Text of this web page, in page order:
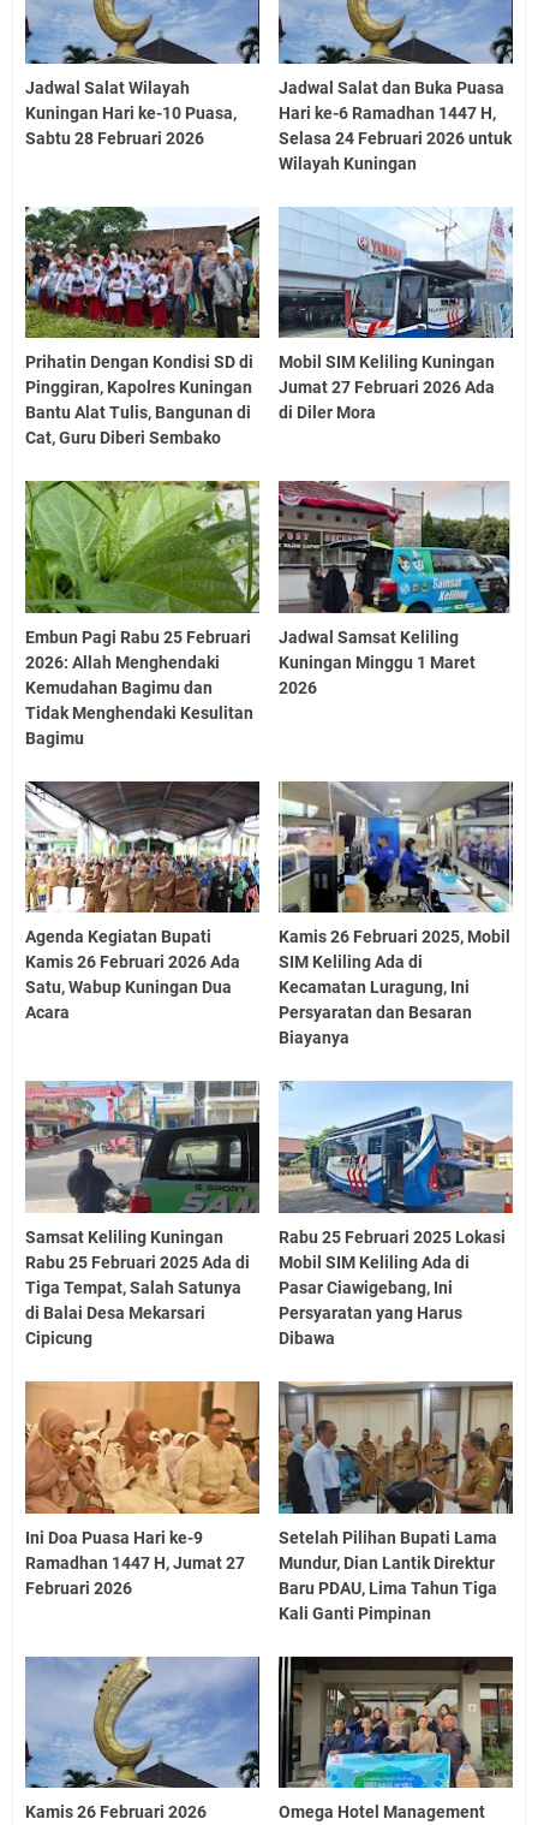
Jadwal Salat Wilayah
Kuningan Hari ke-10 Puasa,
Sabtu 28 Februari 2026
Jadwal Salat dan Buka Puasa
Hari ke-6 Ramadhan 1447 H,
Selasa 24 Februari 2026 untuk
Wilayah Kuningan
Prihatin Dengan Kondisi SD di
Pinggiran, Kapolres Kuningan
Bantu Alat Tulis, Bangunan di
Cat, Guru Diberi Sembako
Mobil SIM Keliling Kuningan
Jumat 27 Februari 2026 Ada
di Diler Mora
Embun Pagi Rabu 25 Februari
2026: Allah Menghendaki
Kemudahan Bagimu dan
Tidak Menghendaki Kesulitan
Bagimu
Jadwal Samsat Keliling
Kuningan Minggu 1 Maret
2026
Agenda Kegiatan Bupati
Kamis 26 Februari 2026 Ada
Satu, Wabup Kuningan Dua
Acara
Kamis 26 Februari 2025, Mobil
SIM Keliling Ada di
Kecamatan Luragung, Ini
Persyaratan dan Besaran
Biayanya
Samsat Keliling Kuningan
Rabu 25 Februari 2025 Ada di
Tiga Tempat, Salah Satunya
di Balai Desa Mekarsari
Cipicung
Rabu 25 Februari 2025 Lokasi
Mobil SIM Keliling Ada di
Pasar Ciawigebang, Ini
Persyaratan yang Harus
Dibawa
Ini Doa Puasa Hari ke-9
Ramadhan 1447 H, Jumat 27
Februari 2026
Setelah Pilihan Bupati Lama
Mundur, Dian Lantik Direktur
Baru PDAU, Lima Tahun Tiga
Kali Ganti Pimpinan
Kamis 26 Februari 2026
Omega Hotel Management